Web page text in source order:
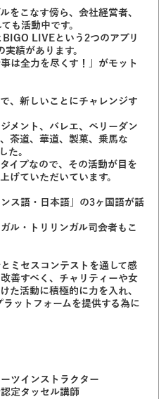
をこなす傍ら、会社経営者、
も活動中です。
LIVEという2つのアプリ
績があります。
は全力を尽くす！」がモット
、新しいことにチャレンジす
メント、バレエ、ベリーダン
茶道、華道、製菓、乗馬な
た。
イプなので、その活動が目を
げていただいています。
ス語・日本語」の3ヶ国語が話
ル・トリリンガル司会者もこ
ミセスコンテストを通して感
善すべく、チャリティーや女
た活動に積極的に力を入れ、
ットフォームを提供する為に
ツインストラクター
定タッセル講師